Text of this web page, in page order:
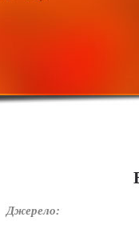
Джерело: